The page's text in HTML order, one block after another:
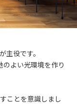
主役です。
よい光環境を作り
ことを意識しまし